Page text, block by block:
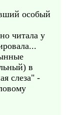
особый
читала у
в
слеза" -